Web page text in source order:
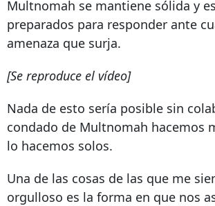
Multnomah se mantiene sólida y
preparados para responder ante
amenaza que surja.
[Se reproduce el vídeo]
Nada de esto sería posible sin
condado de Multnomah hacemos
lo hacemos solos.
Una de las cosas de las que me
orgulloso es la forma en que nos